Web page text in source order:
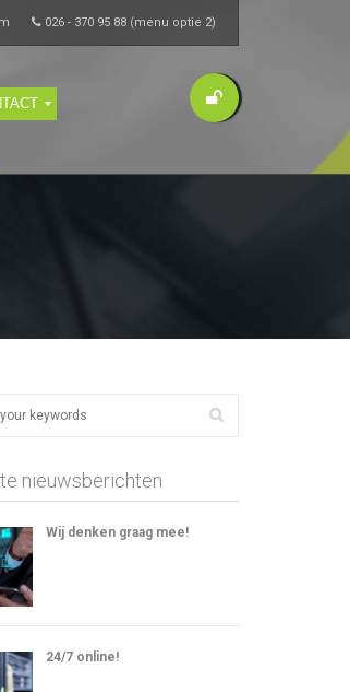
026 - 370 95 88 (menu optie 2)
nieuwsberichten
Wij denken graag mee!
24/7 online!